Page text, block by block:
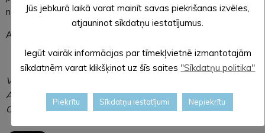
nepieciešamā tehnika.
Aicinām iedzīvotājus aktīvāk izmantot šo iespēju.
Viktorija Avota
Alūksnes novada pašvaldības
Centrālās administrācijas Kancelejas vadītāja
Jūs jebkurā laikā varat mainīt savas piekrišanas izvēles,
atjauninot sīkdatņu iestatījumus.
Iegūt vairāk informācijas par tīmekļvietnē izmantotajām
sīkdatnēm varat klikšķinot uz šīs saites "Sīkdatņu politika"
Piekrītu Sīkdatņu iestatījumi Nepiekrītu